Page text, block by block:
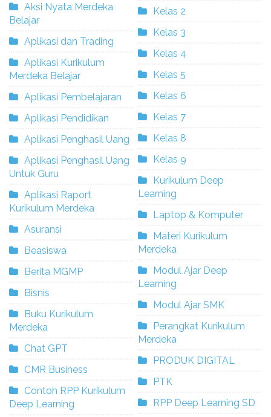
Aksi Nyata Merdeka
Belajar
Aplikasi dan Trading
Aplikasi Kurikulum
Merdeka Belajar
Aplikasi Pembelajaran
Aplikasi Pendidikan
Aplikasi Penghasil Uang
Aplikasi Penghasil Uang
Untuk Guru
Aplikasi Raport
Kurikulum Merdeka
Asuransi
Beasiswa
Berita MGMP
Bisnis
Buku Kurikulum
Merdeka
Chat GPT
CMR Business
Contoh RPP Kurikulum
Deep Learning
Kelas 2
Kelas 3
Kelas 4
Kelas 5
Kelas 6
Kelas 7
Kelas 8
Kelas 9
Kurikulum Deep
Learning
Laptop & Komputer
Materi Kurikulum
Merdeka
Modul Ajar Deep
Learning
Modul Ajar SMK
Perangkat Kurikulum
Merdeka
PRODUK DIGITAL
PTK
RPP Deep Learning SD